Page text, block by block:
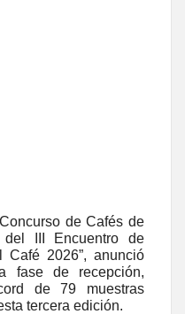
de Cafés de
del III Encuentro de
Café 2026”, anunció
fase de recepción,
de 79 muestras
tercera edición.